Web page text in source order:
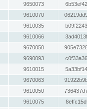
9650073
9610070
9610035
9610066
9670050
9690093
9610015
9670063
9610050
9610075